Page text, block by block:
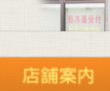
入れ